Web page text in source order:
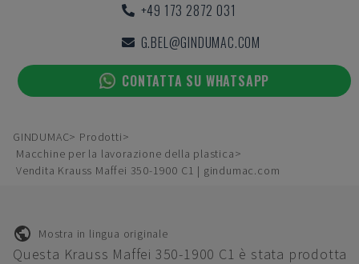
+49 173 2872 031
G.BEL@GINDUMAC.COM
CONTATTA SU WHATSAPP
GINDUMAC
Prodotti
Macchine per la lavorazione della plastica
Vendita Krauss Maffei 350-1900 C1 | gindumac.com
Mostra in lingua originale
Questa Krauss Maffei 350-1900 C1 è stata prodotta